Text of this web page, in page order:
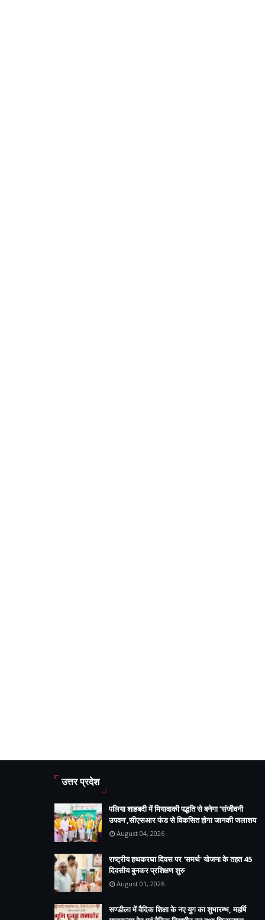
उत्तर प्रदेश
पलिया शाहबदी में मियावाकी पद्धति से बनेगा ‘संजीवनी
उपवन’,सीएसआर फंड से विकसित होगा जानकी जलाशय
August 04, 2026
राष्ट्रीय हथकरघा दिवस पर 'समर्थ' योजना के तहत 45
दिवसीय बुनकर प्रशिक्षण शुरु
August 01, 2026
सण्डीला में वैदिक शिक्षा के नए युग का शुभारम्भ, महर्षि